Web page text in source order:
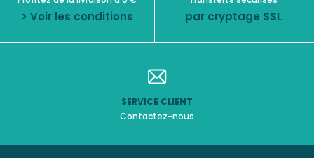
> Voir les conditions par cryptage SSL
SERVICE CLIENT
Contactez-nous